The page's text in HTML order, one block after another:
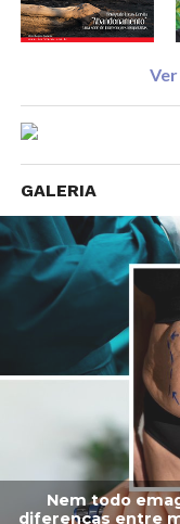
GALERIA
Nem todo
diferenças entre